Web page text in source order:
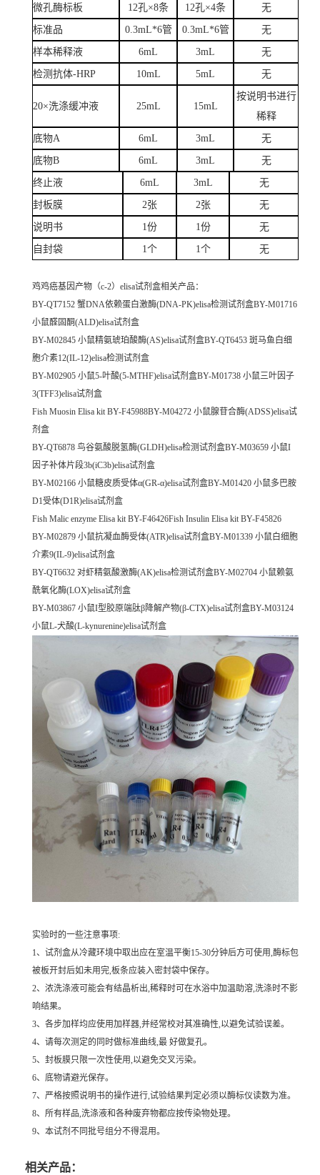
微孔酶标板 12孔×8条 12孔×4条 无
标准品 0.3mL*6管 0.3mL*6管 无
样本稀释液 6mL 3mL 无
检测抗体-HRP 10mL 5mL 无
20×洗涤缓冲液 25mL 15mL
按说明书进行
稀释
底物A 6mL 3mL 无
底物B 6mL 3mL 无
终止液 6mL 3mL 无
封板膜 2张 2张 无
说明书 1份 1份 无
自封袋 1个 1个 无
鸡鸡癌基因产物（c-2）elisa试剂盒相关产品：
BY-QT7152 蟹DNA依赖蛋白激酶(DNA-PK)elisa检测试剂盒BY-M01716
小鼠醛固酮(ALD)elisa试剂盒
BY-M02845 小鼠精氨琥珀酸酶(AS)elisa试剂盒BY-QT6453 斑马鱼白细
胞介素12(IL-12)elisa检测试剂盒
BY-M02905 小鼠5-叶酸(5-MTHF)elisa试剂盒BY-M01738 小鼠三叶因子
3(TFF3)elisa试剂盒
Fish Muosin Elisa kit BY-F45988BY-M04272 小鼠腺苷合酶(ADSS)elisa试
剂盒
BY-QT6878 鸟谷氨酸脱氢酶(GLDH)elisa检测试剂盒BY-M03659 小鼠I
因子补体片段3b(iC3b)elisa试剂盒
BY-M02166 小鼠糖皮质受体α(GR-α)elisa试剂盒BY-M01420 小鼠多巴胺
D1受体(D1R)elisa试剂盒
Fish Malic enzyme Elisa kit BY-F46426Fish Insulin Elisa kit BY-F45826
BY-M02879 小鼠抗凝血酶受体(ATR)elisa试剂盒BY-M01339 小鼠白细胞
介素9(IL-9)elisa试剂盒
BY-QT6632 对虾精氨酸激酶(AK)elisa检测试剂盒BY-M02704 小鼠赖氨
酰氧化酶(LOX)elisa试剂盒
BY-M03867 小鼠I型胶原端肽β降解产物(β-CTX)elisa试剂盒BY-M03124
小鼠L-犬酸(L-kynurenine)elisa试剂盒
实验时的一些注意事项:
1、试剂盒从冷藏环境中取出应在室温平衡15-30分钟后方可使用,酶标包
被板开封后如未用完,板条应装入密封袋中保存。
2、浓洗涤液可能会有结晶析出,稀释时可在水浴中加温助溶,洗涤时不影
响结果。
3、各步加样均应使用加样器,并经常校对其准确性,以避免试验误差。
4、请每次测定的同时做标准曲线,最 好做复孔。
5、封板膜只限一次性使用,以避免交叉污染。
6、底物请避光保存。
7、严格按照说明书的操作进行,试验结果判定必须以酶标仪读数为准。
8、所有样品,洗涤液和各种废弃物都应按传染物处理。
9、本试剂不同批号组分不得混用。
相关产品：